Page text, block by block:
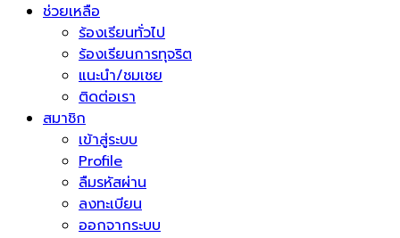
ช่วยเหลือ
ร้องเรียนทั่วไป
ร้องเรียนการทุจริต
แนะนำ/ชมเชย
ติดต่อเรา
สมาชิก
เข้าสู่ระบบ
Profile
ลืมรหัสผ่าน
ลงทะเบียน
ออกจากระบบ